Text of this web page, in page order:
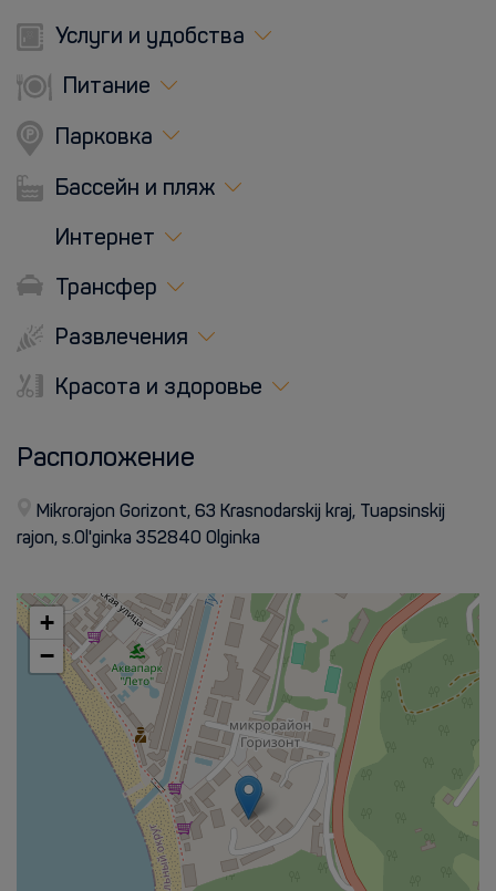
Услуги и удобства
Питание
Парковка
Бассейн и пляж
Интернет
Трансфер
Развлечения
Красота и здоровье
Расположение
Mikrorajon Gorizont, 63 Krasnodarskij kraj, Tuapsinskij
rajon, s.Ol'ginka 352840 Olginka
+
−